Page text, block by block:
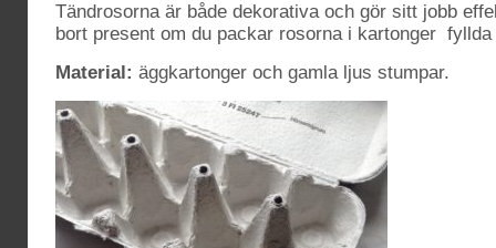
Tändrosorna är både dekorativa och gör sitt jobb
bort present om du packar rosorna i kartonger
Material: äggkartonger och gamla ljus stumpar.